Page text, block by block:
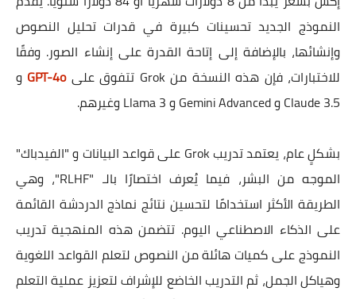
النموذج الجديد تحسينات كبيرة في قدرات تحليل النصوص
وإنشائها، بالإضافة إلى إتاحة القدرة على إنشاء الصور. وفقًا
للاختبارات، فإن هذه النسخة من Grok تتفوق على
GPT-4o و
Claude 3.5 و Gemini Advanced و Llama 3 وغيرهم.
بشكلٍ عام، يعتمد تدريب Grok على قواعد البيانات و "الفيدباك"
الموجه من البشر، فيما يُعرف اختصارًا بالـ "RLHF"، وهي
الطريقة الأكثر استخدامًا لتحسين نتائج نماذج الدردشة القائمة
على الذكاء الاصطناعي اليوم. تتضمن هذه المنهجية تدريب
النموذج على كميات هائلة من النصوص لتعلم القواعد اللغوية
وهياكل الجمل، ثم التدريب الخاضع للإشراف لتعزيز عملية التعلم